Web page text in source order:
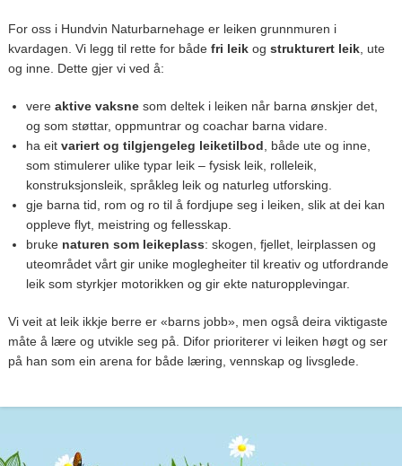
For oss i Hundvin Naturbarnehage er leiken grunnmuren i
kvardagen. Vi legg til rette for både fri leikog strukturert leik, ute
og inne. Dette gjer vi ved å:
vere aktive vaksnesom deltek i leiken når barna ønskjer det,
og som støttar, oppmuntrar og coachar barna vidare.
ha eit variert og tilgjengeleg leiketilbod, både ute og inne,
som stimulerer ulike typar leik – fysisk leik, rolleleik,
konstruksjonsleik, språkleg leik og naturleg utforsking.
gje barna tid, rom og ro til å fordjupe seg i leiken, slik at dei kan
oppleve flyt, meistring og fellesskap.
bruke naturen som leikeplass: skogen, fjellet, leirplassen og
uteområdet vårt gir unike moglegheiter til kreativ og utfordrande
leik som styrkjer motorikken og gir ekte naturopplevingar.
Vi veit at leik ikkje berre er «barns jobb», men også deira viktigaste
måte å lære og utvikle seg på. Difor prioriterer vi leiken høgt og ser
på han som ein arena for både læring, vennskap og livsglede.